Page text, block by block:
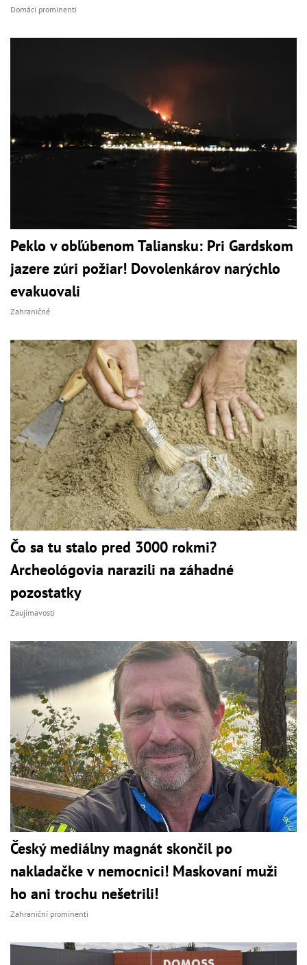
Domáci prominenti
Peklo v obľúbenom Taliansku: Pri Gardskom
jazere zúri požiar! Dovolenkárov narýchlo
evakuovali
Zahraničné
Čo sa tu stalo pred 3000 rokmi?
Archeológovia narazili na záhadné
pozostatky
Zaujímavosti
Český mediálny magnát skončil po
nakladačke v nemocnici! Maskovaní muži
ho ani trochu nešetrili!
Zahraniční prominenti